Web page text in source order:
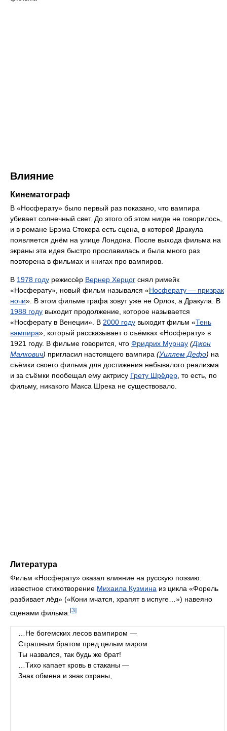
Влияние
Кинематограф
В «Носферату» было первый раз показано, что вампира
убивает солнечный свет. До этого об этом нигде не говорилось,
и в романе Брэма Стокера есть сцена, в которой Дракула
появляется днём на улице Лондона. После выхода фильма на
экраны эта идея быстро прославилась и была много раз
повторена в фильмах и книгах про вампиров.
В 1978 году режиссёр Вернер Херцог снял римейк
«Носферату», новый фильм назывался «Носферату — призрак
ночи». В этом фильме графа зовут уже не Орлок, а Дракула. В
1988 году выходит продолжение, которое называется
«Носферату в Венеции». В 2000 году выходит фильм «Тень
вампира», который рассказывает о съёмках «Носферату» в
1921 году. В фильме говорится, что Фридрих Мурнау (Джон
Малкович) пригласил настоящего вампира (Уиллем Дефо) на
съёмки своего фильма для достижения небывалого реализма
и за съёмки пообещал ему актрису Грету Шрёдер, то есть, по
фильму, никакого Макса Шрека не существовало.
Литература
Фильм «Носферату» оказал влияние на русскую поэзию:
известное стихотворение Михаила Кузмина из цикла «Форель
разбивает лёд» («Кони мчатся, храпят в испуге…») навеяно
сценами фильма: [3]
…Не богемских лесов вампиром —
Страшным братом пред целым миром
Ты назвался, так будь же брат!
…Тихо капает кровь в стаканы —
Знак обмена и знак охраны,